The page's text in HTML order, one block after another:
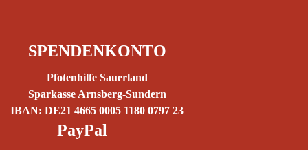
SPENDENKONTO
Pfotenhilfe Sauerland
Sparkasse Arnsberg-Sundern
IBAN: DE21 4665 0005 1180 0797 23
PayPal